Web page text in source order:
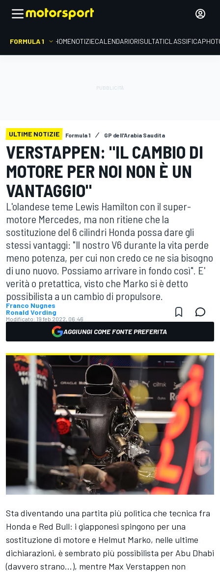
FORMULA 1 HOMENOTIZIECALENDARIORISULTATICLASSIFICA
ULTIME NOTIZIE Formula 1 GP dell'Arabia Saudita
VERSTAPPEN: "IL CAMBIO DI
MOTORE PER NOI NON È UN
VANTAGGIO"
L'olandese teme Lewis Hamilton con il super-
motore Mercedes, ma non ritiene che la
sostituzione del 6 cilindri Honda possa dare gli
stessi vantaggi: "Il nostro V6 durante la vita perde
meno potenza, per cui non credo ce ne sia bisogno
di uno nuovo. Possiamo arrivare in fondo così". E'
verità o pretattica, visto che Marko si è detto
possibilista a un cambio di propulsore.
Franco Nugnes
Ronald Vording
Modificato: 19 feb 2022, 06:46
AGGIUNGI COME FONTE PREFERITA
Sta diventando una partita più politica che tecnica fra
Honda e Red Bull: i giapponesi spingono per una
sostituzione di motore e Helmut Marko, nelle ultime
dichiarazioni, è sembrato più possibilista per Abu Dhabi
(davvero strano…), mentre Max Verstappen non